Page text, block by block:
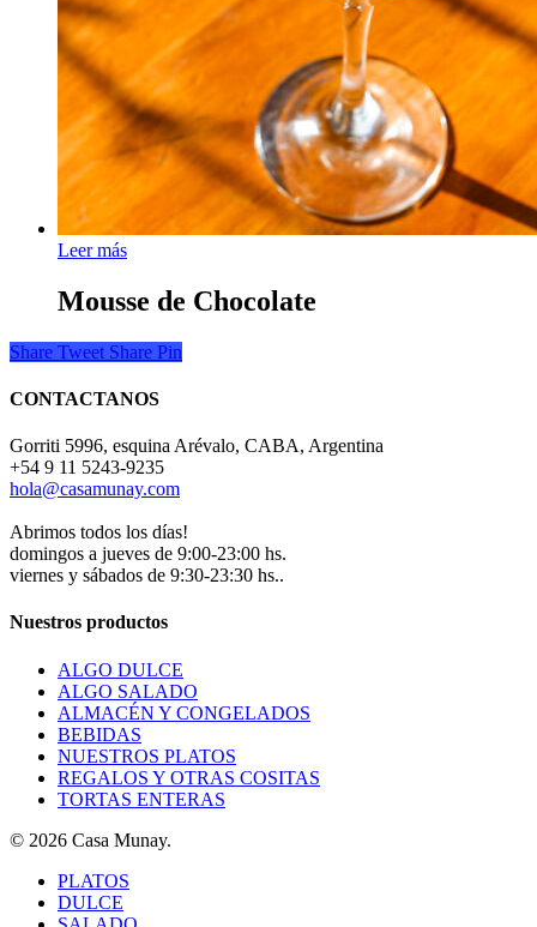
Leer más
Mousse de Chocolate
Share Tweet Share Pin
CONTACTANOS
Gorriti 5996, esquina Arévalo, CABA, Argentina
+54 9 11 5243-9235
hola@casamunay.com
Abrimos todos los días!
domingos a jueves de 9:00-23:00 hs.
viernes y sábados de 9:30-23:30 hs..
Nuestros productos
ALGO DULCE
ALGO SALADO
ALMACÉN Y CONGELADOS
BEBIDAS
NUESTROS PLATOS
REGALOS Y OTRAS COSITAS
TORTAS ENTERAS
© 2026 Casa Munay.
Close
Menu
PLATOS
DULCE